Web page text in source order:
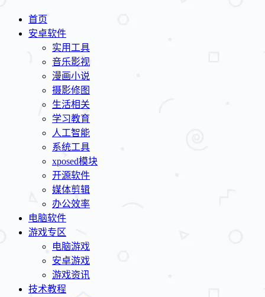
首页
安卓软件
实用工具
音乐影视
漫画小说
摄影修图
生活相关
学习教育
人工智能
系统工具
xposed模块
开源软件
媒体剪辑
办公效率
电脑软件
游戏专区
电脑游戏
安卓游戏
游戏资讯
技术教程